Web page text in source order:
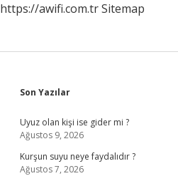
https://awifi.com.trSitemap
Sidebar
Son Yazılar
Uyuz olan kişi ise gider mi ?
Ağustos 9, 2026
Kurşun suyu neye faydalıdır ?
Ağustos 7, 2026